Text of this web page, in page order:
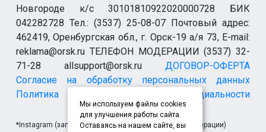
Новгороде к/с 30101810922020000728 БИК
042282728 Тел.: (3537) 25-08-07 Почтовый адрес:
462419, Оренбургская обл., г. Орск-19 а/я 73, E-mail:
reklama@orsk.ru ТЕЛЕФОН МОДЕРАЦИИ (3537) 32-
71-28 allsupport@orsk.ruДОГОВОР-ОФЕРТА
Согласие на обработку персональных данных
Политика конфиденциальности
*Instagram (запрещен на территории Российской Федерации)
Мы используем файлы cookies
для улучшения работы сайта.
Оставаясь на нашем сайте, вы